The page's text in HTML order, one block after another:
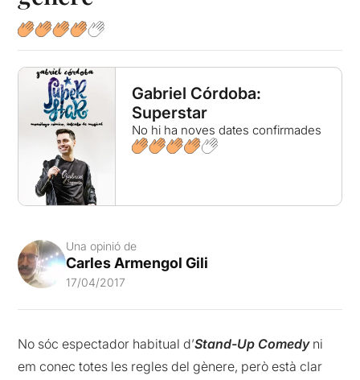
Gabriel Córdoba:
Superstar
No hi ha noves dates confirmades
Una opinió de
Carles Armengol Gili
17/04/2017
No sóc espectador habitual d’Stand-Up Comedyni
em conec totes les regles del gènere, però està clar